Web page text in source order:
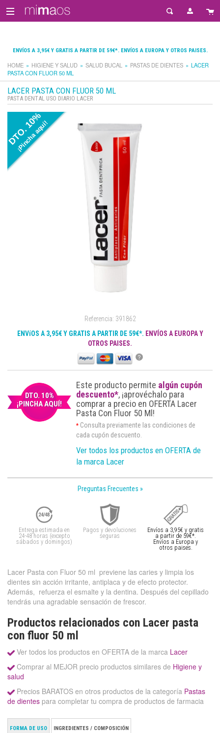
ENVÍOS A 3,95€ Y GRATIS A PARTIR DE 59€*. ENVÍOS A EUROPA Y OTROS PAISES.
HOME HIGIENE Y SALUD SALUD BUCAL PASTAS DE DIENTES
LACER
PASTA CON FLUOR 50 ML
LACER PASTA CON FLUOR 50 ML
PASTA DENTAL USO DIARIO LACER
DTO. 10%
¡Pincha aquí!
Referencia: 391862
ENVíOS A 3,95€ Y GRATIS A PARTIR DE 59€*. ENVÍOS A EUROPA Y
OTROS PAISES.
?
DTO. 10%
¡PINCHA AQUÍ!
Este producto permite algún cupón
descuento*, ¡aprovéchalo para
comprar a precio en OFERTA Lacer
Pasta Con Fluor 50 Ml!
* Consulta previamente las condiciones de
cada cupón descuento.
Ver todos los productos en OFERTA de
la marca Lacer
Preguntas Frecuentes »
Entrega estimada en
24-48 horas (excepto
sábados y domingos)
Pagos y devoluciones
seguras
Envíos a 3,95€ y gratis
a partir de 59€*.
Envíos a Europa y
otros paises.
Lacer Pasta con Fluor 50 ml previene las caries y limpia los
dientes sin acción irritante, antiplaca y de efecto protector.
Además, refuerza el esmalte y la dentina. Después del cepillado
tendrás una agradable sensación de frescor.
Productos relacionados con Lacer pasta
con fluor 50 ml
Ver todos los productos en OFERTA de la marca Lacer
Comprar al MEJOR precio productos similares de Higiene y
salud
Precios BARATOS en otros productos de la categoría Pastas
de dientes para completar tu compra de productos de farmacia
FORMA DE USO INGREDIENTES / COMPOSICIÓN